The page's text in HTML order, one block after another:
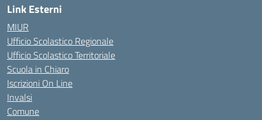
Link Esterni
MIUR
Ufficio Scolastico Regionale
Ufficio Scolastico Territoriale
Scuola in Chiaro
Iscrizioni On Line
Invalsi
Comune